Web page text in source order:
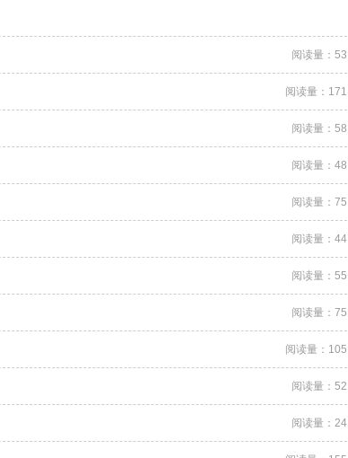
阅读量：53
阅读量：171
阅读量：58
阅读量：48
阅读量：75
阅读量：44
阅读量：55
阅读量：75
阅读量：105
阅读量：52
阅读量：24